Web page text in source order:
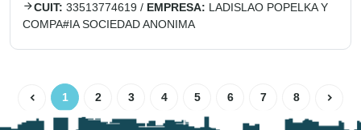
CUIT: 33513774619 / EMPRESA: LADISLAO POPELKA Y
COMPA#IA SOCIEDAD ANONIMA
1 2 3 4 5 6 7 8